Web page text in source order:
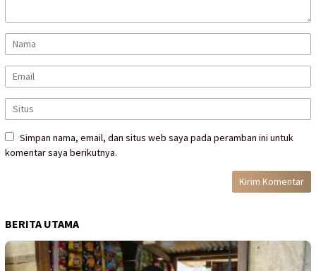
Simpan nama, email, dan situs web saya pada peramban ini untuk
komentar saya berikutnya.
BERITA UTAMA